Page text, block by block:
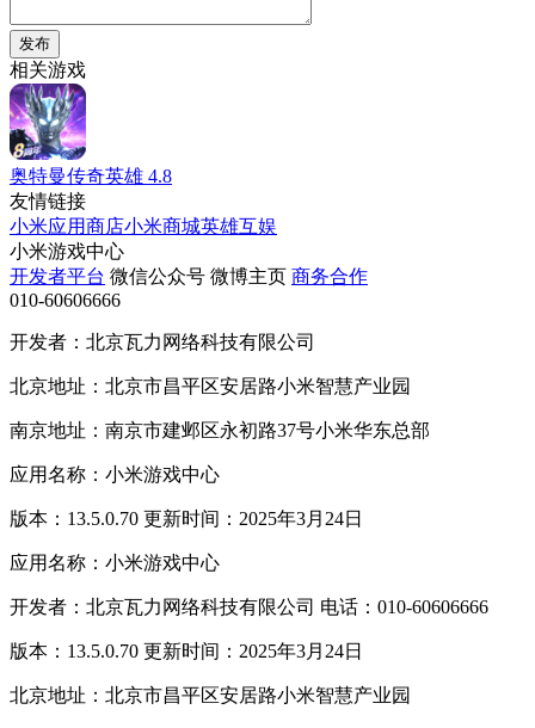
发布
相关游戏
奥特曼传奇英雄 4.8
友情链接
小米应用商店小米商城英雄互娱
小米游戏中心
开发者平台 微信公众号 微博主页 商务合作
010-60606666
开发者：北京瓦力网络科技有限公司
北京地址：北京市昌平区安居路小米智慧产业园
南京地址：南京市建邺区永初路37号小米华东总部
应用名称：小米游戏中心
版本：13.5.0.70 更新时间：2025年3月24日
应用名称：小米游戏中心
开发者：北京瓦力网络科技有限公司 电话：010-60606666
版本：13.5.0.70 更新时间：2025年3月24日
北京地址：北京市昌平区安居路小米智慧产业园